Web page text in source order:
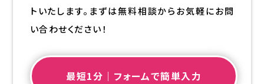
トいたします。まずは無料相談からお気軽にお問
い合わせください！
最短1分｜フォームで簡単入力